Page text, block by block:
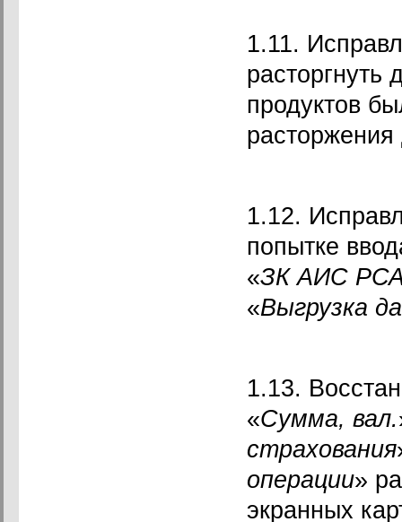
1.11.
расторгнуть
продуктов
расторжения
1.12.
попытке
«ЗК АИС
«Выгрузка
1.13.
«Сумма, вал.
страхования
операции»
экранных